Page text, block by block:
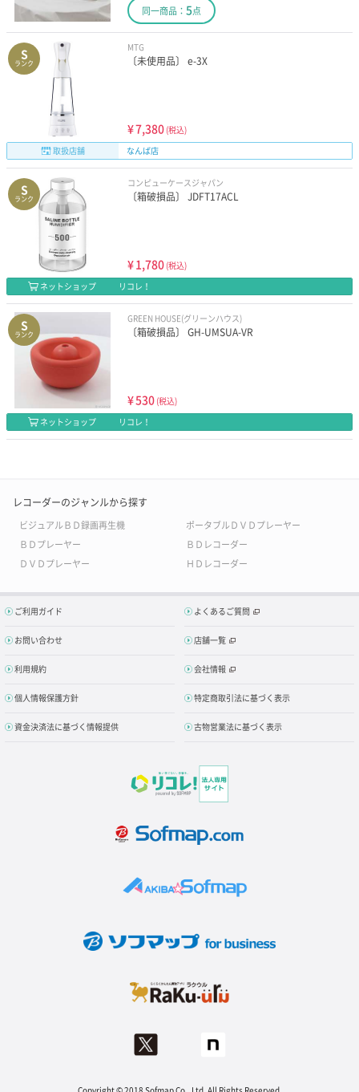
同一商品： 5点
S
ランク
MTG
〔未使用品〕 e-3X
¥7,380 (税込)
取扱店舗
なんば店
S
ランク
コンピューケースジャパン
〔箱破損品〕 JDFT17ACL
¥1,780 (税込)
ネットショップ
リコレ！
S
ランク
GREEN HOUSE(グリーンハウス)
〔箱破損品〕 GH-UMSUA-VR
¥530 (税込)
ネットショップ
リコレ！
レコーダーのジャンルから探す
ビジュアルＢＤ録画再生機
ポータブルＤＶＤプレーヤー
ＢＤプレーヤー
ＢＤレコーダー
ＤＶＤプレーヤー
ＨＤレコーダー
ご利用ガイド よくあるご質問
お問い合わせ 店舗一覧
利用規約 会社情報
個人情報保護方針 特定商取引法に基づく表示
資金決済法に基づく情報提供 古物営業法に基づく表示